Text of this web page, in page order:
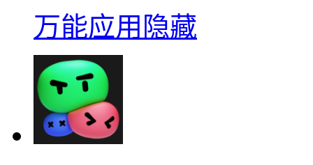
万能应用隐藏